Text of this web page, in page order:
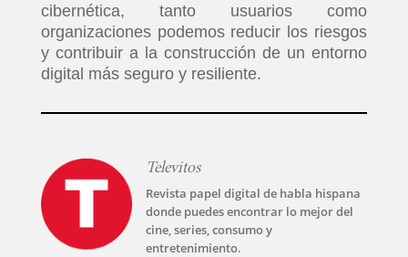
PLUS
EVENTOS
cibernética, tanto usuarios como
organizaciones podemos reducir los riesgos
y contribuir a la construcción de un entorno
digital más seguro y resiliente.
Televitos
Revista papel digital de habla hispana
donde puedes encontrar lo mejor del
cine, series, consumo y
entretenimiento.